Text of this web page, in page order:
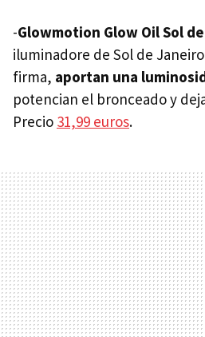
-Glowmotion Glow Oil Sol
iluminadore de Sol de
firma, aportan una
potencian el bronceado y
Precio 31,99 euros.